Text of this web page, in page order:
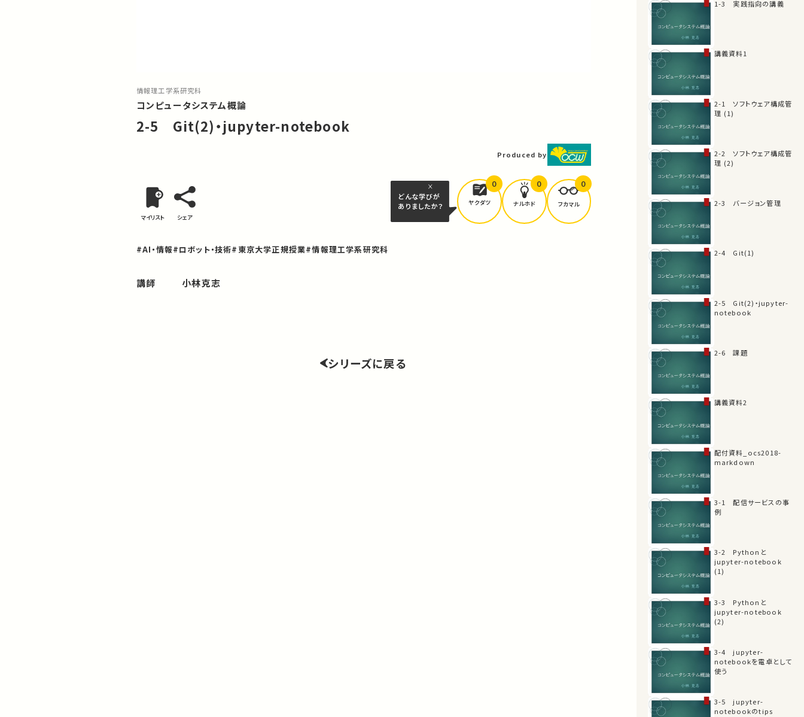
情報理工学系研究科
コンピュータシステム概論
2-5 Git(2)・jupyter-notebook
Produced by
マイリスト シェア
どんな学びが
ありましたか？
ヤクダツ
0
ナルホド
0
フカマル
0
#AI・情報#ロボット・技術#東京大学正規授業#情報理工学系研究科
講師 小林克志
シリーズに戻る
1-3 実践指向の講義
講義資料1
2-1 ソフトウェア構成管
理 (1)
2-2 ソフトウェア構成管
理 (2)
2-3 バージョン管理
2-4 Git(1)
2-5 Git(2)・jupyter-
notebook
2-6 課題
講義資料2
配付資料_ocs2018-
markdown
3-1 配信サービスの事
例
3-2 Pythonと
jupyter-notebook
(1)
3-3 Pythonと
jupyter-notebook
(2)
3-4 jupyter-
notebookを電卓として
使う
3-5 jupyter-
notebookのtips